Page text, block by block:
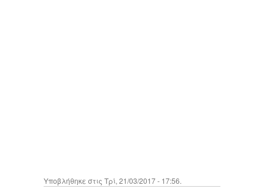
Υποβλήθηκε στις Τρί, 21/03/2017 - 17:56.